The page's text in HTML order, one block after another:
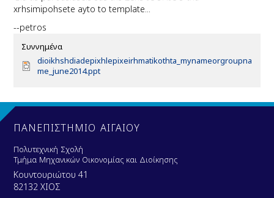
xrhsimipohsete ayto to template...
--petros
Συννημένα
D
o
m
n
t
dioikhshdiadepixhlepixeirhmatikothta_mynameorgroupna
me_june2014.ppt
ΠΑΝΕΠΙΣΤΗΜΙΟ ΑΙΓΑΙΟΥ
Πολυτεχνική Σχολή
Τμήμα Μηχανικών Οικονομίας και Διοίκησης
Κουντουριώτου 41
82132 ΧΙΟΣ